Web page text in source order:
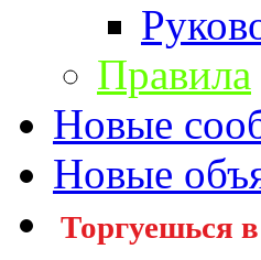
Правила
Новые
Новые
Торгуешься